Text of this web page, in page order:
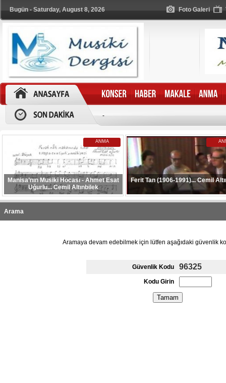
Bugün - Saturday, August 8, 2026 Foto Galeri
-
ANMA
Manisa’nın Musiki Hocası - Ahmet Esat
Uğurlu... Cemil Altınbilek
Ferit Tan (1906-1991)... Cemil
Arama
Aramaya devam edebilmek için lütfen aşağıdaki güvenlik
Güvenlik Kodu 96325
Kodu Girin